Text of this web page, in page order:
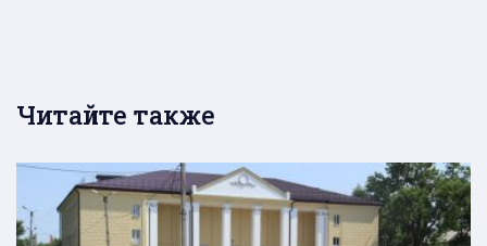
Читайте также